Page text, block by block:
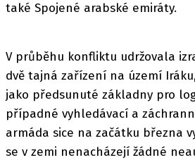
také Spojené arabské emiráty.
V průběhu konfliktu udržovala
dvě tajná zařízení na území
jako předsunuté základny pro
případné vyhledávací a
armáda sice na začátku března
se v zemi nenacházejí žádné